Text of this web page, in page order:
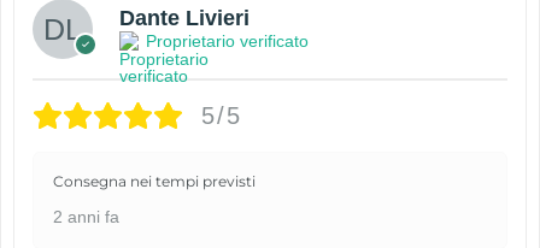
Dante Livieri
Proprietario verificato
5/5
Consegna nei tempi previsti
2 anni fa